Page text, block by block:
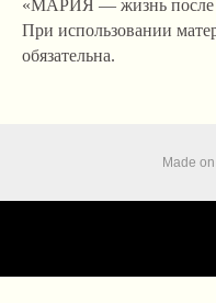
«МАРИЯ — жизнь после
При использовании
обязательна.
Made on